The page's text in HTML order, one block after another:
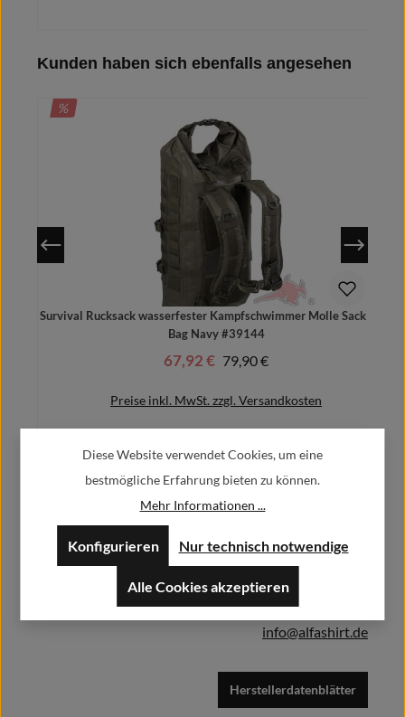
Produktgalerie überspringen
Kunden haben sich ebenfalls angesehen
RABATT
%
Survival Rucksack wasserfester Kampfschwimmer Molle Sack Dry-
Bag Navy #39144
Verkaufspreis:
67,92 € Regulärer Preis:
79,90 €
Preise inkl. MwSt. zzgl. Versandkosten
In den WarenkorbHerstellerinformationen:
Weisweilerstr.20-22
52379 Langerwehe
info@alfashirt.de
Herstellerdatenblätter
Diese Website verwendet Cookies, um eine
bestmögliche Erfahrung bieten zu können.
Mehr Informationen ...
Nur technisch notwendige
Konfigurieren
Alle Cookies akzeptieren